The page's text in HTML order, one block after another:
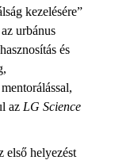
kezelésére”
urbánus
és
az LG Science
első helyezést